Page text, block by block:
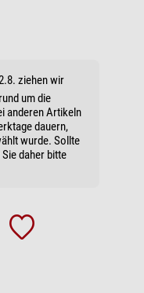
ziehen wir
um die
anderen Artikeln
dauern,
wurde. Sollte
daher bitte